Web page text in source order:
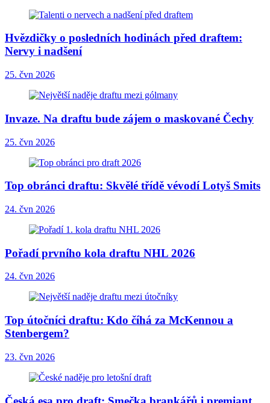
Hvězdičky o posledních hodinách před draftem:
Nervy i nadšení
25. čvn 2026
Invaze. Na draftu bude zájem o maskované Čechy
25. čvn 2026
Top obránci draftu: Skvělé třídě vévodí Lotyš Smits
24. čvn 2026
Pořadí prvního kola draftu NHL 2026
24. čvn 2026
Top útočníci draftu: Kdo číhá za McKennou a
Stenbergem?
23. čvn 2026